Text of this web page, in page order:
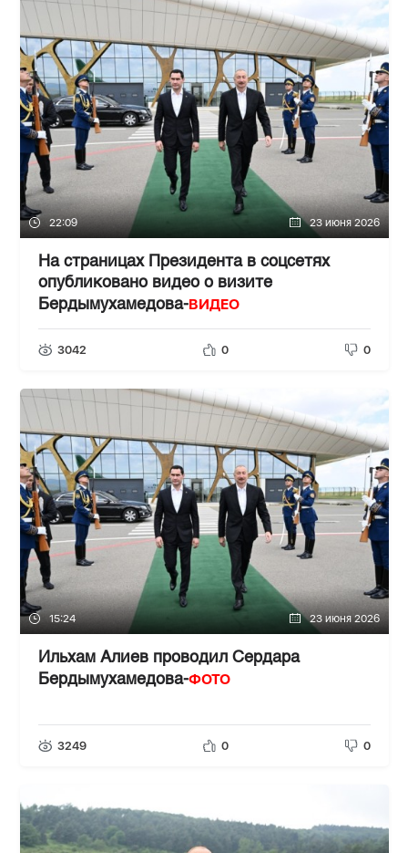
22:09 23 июня 2026
На страницах Президента в соцсетях
опубликовано видео о визите
Бердымухамедова-ВИДЕО
3042 0 0
15:24 23 июня 2026
Ильхам Алиев проводил Сердара
Бердымухамедова-ФОТО
3249 0 0